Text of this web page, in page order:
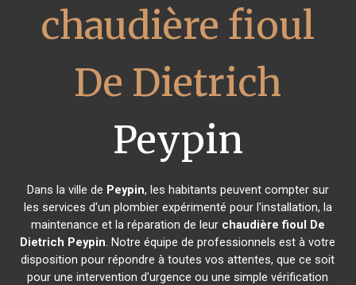
chaudière fioul
De Dietrich
Peypin
Dans la ville de Peypin, les habitants peuvent compter sur
les services d'un plombier expérimenté pour l'installation, la
maintenance et la réparation de leur chaudière fioul De
Dietrich Peypin. Notre équipe de professionnels est à votre
disposition pour répondre à toutes vos attentes, que ce soit
pour une intervention d'urgence ou une simple vérification